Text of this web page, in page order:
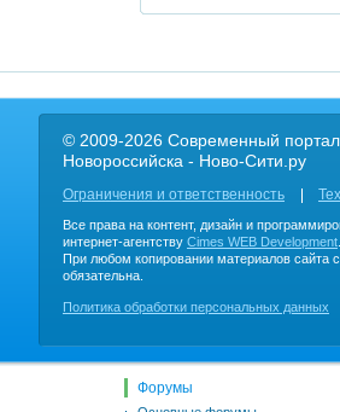
© 2009-2026 Современный портал
Новороссийска - Ново-Сити.ру
Ограничения и ответственность
Все права на контент, дизайн и
интернет-агентству Cimes WEB Development
При любом копировании материалов сайта
обязательна.
Политика обработки персональных данных
Форумы